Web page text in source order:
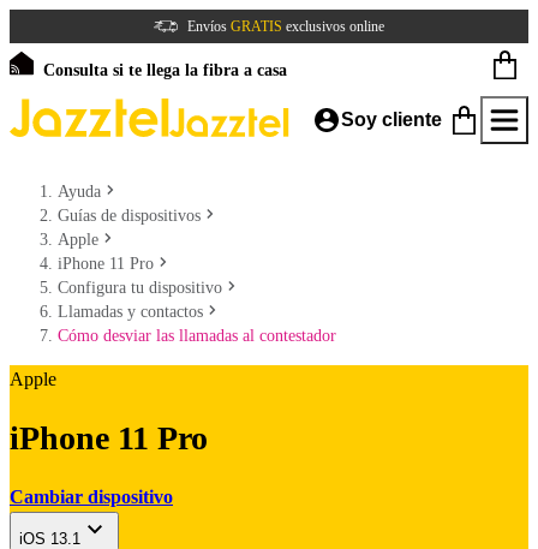
Envíos GRATIS exclusivos online
Consulta si te llega la fibra a casa
Soy cliente
Ayuda
Guías de dispositivos
Apple
iPhone 11 Pro
Configura tu dispositivo
Llamadas y contactos
Cómo desviar las llamadas al contestador
Apple
iPhone 11 Pro
Cambiar dispositivo
iOS 13.1